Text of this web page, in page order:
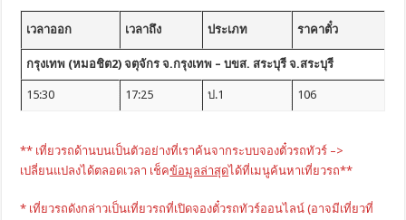
เวลาออก เวลาถึง ประเภท ราคาตั๋ว
กรุงเทพ (หมอชิต2) จตุจักร จ.กรุงเทพ – บขส. สระบุรี จ.สระบุรี
15:30 17:25 ป.1 106
** เที่ยวรถด้านบนเป็นตัวอย่างที่เราค้นจากระบบจองตั๋วรถทัวร์ –>
เปลี่ยนแปลงได้ตลอดเวลา เช็คข้อมูลล่าสุดได้ที่เมนูค้นหาเที่ยวรถ**
* เที่ยวรถดังกล่าวเป็นเที่ยวรถที่เปิดจองตั๋วรถทัวร์ออนไลน์ (อาจมีเที่ยวที่